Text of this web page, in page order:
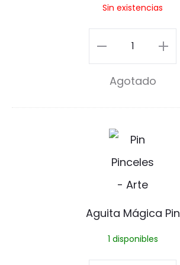
P
n
Sin existencias
Pickett
Pin
cantidad
Agotado
A
g
u
a
Aguita Mágica Pin
1 disponibles